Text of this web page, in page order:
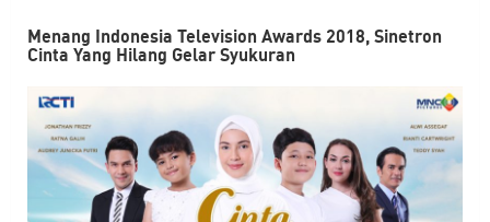
Menang Indonesia Television Awards 2018, Sinetron
Cinta Yang Hilang Gelar Syukuran